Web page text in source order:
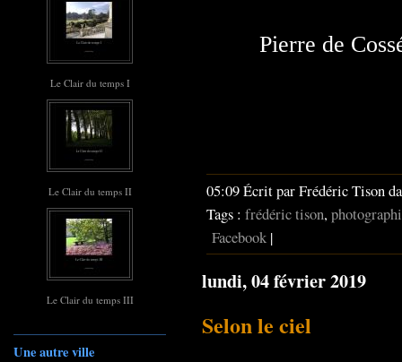
Le Clair du temps I
Le Clair du temps II
Le Clair du temps III
Une autre ville
Pierre de
05:09 Écrit par Frédéric Tison
Tags : frédéric tison,
Facebook |
lundi, 04 février 2019
Selon le ciel